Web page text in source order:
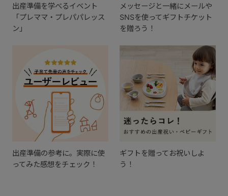
出産準備を学べるイベント
「プレママ・プレパパレッス
ン」
メッセージと一緒にメールや
SNSを使ってギフトチケット
を贈ろう！
出産準備の参考に。実際に使
ってみた感想をチェック！
ギフトを贈ってお祝いしよ
う！